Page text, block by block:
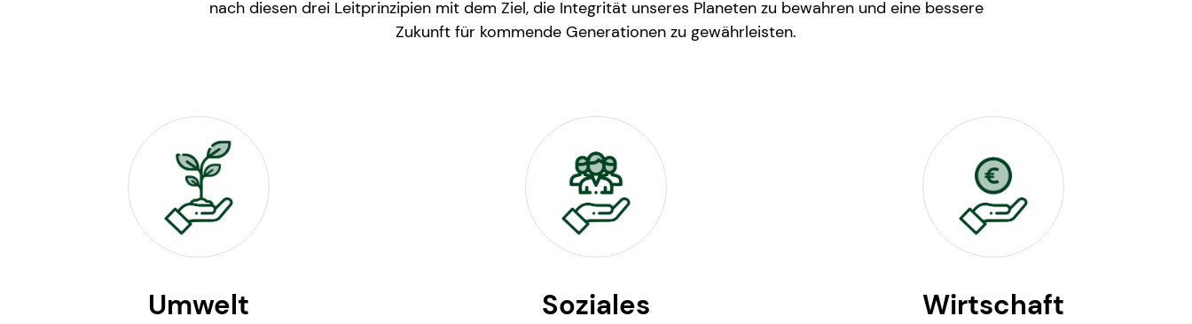
nach diesen drei Leitprinzipien mit dem Ziel, die Integrität unseres Planeten zu bewahren und eine bessere
Zukunft für kommende Generationen zu gewährleisten.
Umwelt Soziales Wirtschaft